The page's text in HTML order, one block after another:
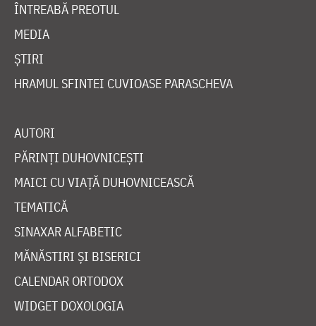
ÎNTREABĂ PREOTUL
MEDIA
ȘTIRI
HRAMUL SFINTEI CUVIOASE PARASCHEVA
AUTORI
PĂRINȚI DUHOVNICEȘTI
MAICI CU VIAȚĂ DUHOVNICEASCĂ
TEMATICĂ
SINAXAR ALFABETIC
MĂNĂSTIRI ȘI BISERICI
CALENDAR ORTODOX
WIDGET DOXOLOGIA